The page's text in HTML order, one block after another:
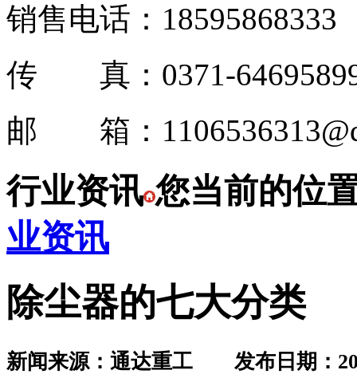
销售电话：18595868333
传 真：0371-
邮 箱：
行业资讯 您当前的位
业资讯
除尘器的七大分类
新闻来源：通达重工 发布日期：